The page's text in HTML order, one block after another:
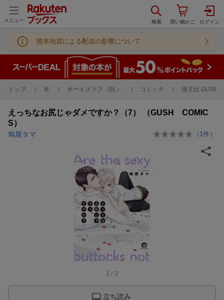
メニュー
熊本地震による配送の影響について
トップ 本 ボーイズラブ（BL） コミック 海王社 GUSH
えっちなお尻じゃダメですか？（7） （GUSH COMIC
S）
鳩屋タマ （ 1 件）
1 / 2
立ち読み